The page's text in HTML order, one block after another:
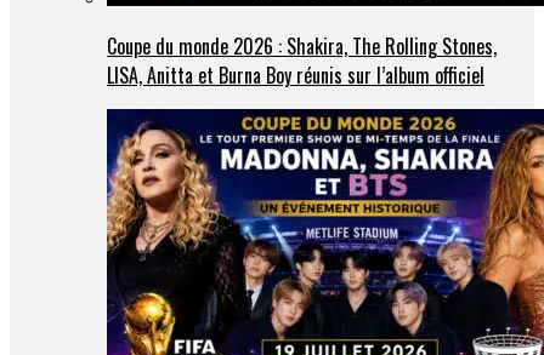
Coupe du monde 2026 : Shakira, The Rolling Stones,
LISA, Anitta et Burna Boy réunis sur l’album officiel